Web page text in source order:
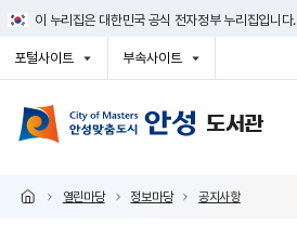
건
너
이 누리집은 대한민국 공식 전자정부 누리집입니다.
포털사이트
부속사이트
열린마당 정보마당 공지사항